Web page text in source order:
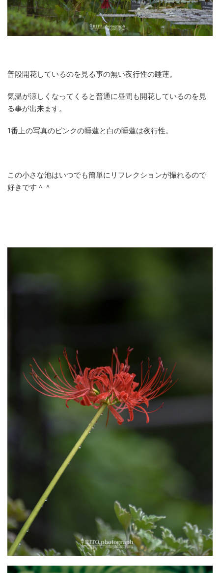
普段開花しているのを見る事の無い夜行性の睡蓮。
気温が涼しくなってくると普通に昼間も開花しているのを見
る事が出来ます。
1番上の写真のピンクの睡蓮と白の睡蓮は夜行性。
この小さな池はいつでも簡単にリフレクションが撮れるので
好きです＾＾